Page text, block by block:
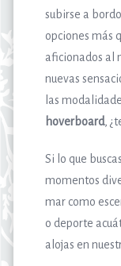
subirse a
opciones más
aficionados al
nuevas
las
hoverboard,
Si lo que
momentos
mar como
o deporte
alojas en